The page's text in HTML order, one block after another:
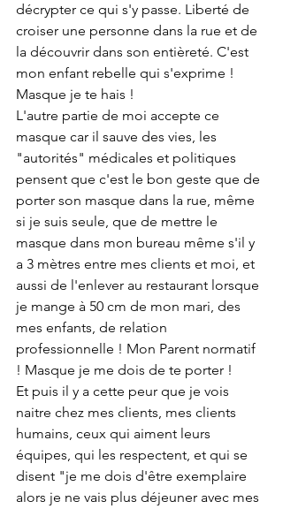
décrypter ce qui s'y passe. Liberté de
croiser une personne dans la rue et de
la découvrir dans son entièreté. C'est
mon enfant rebelle qui s'exprime !
Masque je te hais !
L'autre partie de moi accepte ce
masque car il sauve des vies, les
"autorités" médicales et politiques
pensent que c'est le bon geste que de
porter son masque dans la rue, même
si je suis seule, que de mettre le
masque dans mon bureau même s'il y
a 3 mètres entre mes clients et moi, et
aussi de l'enlever au restaurant lorsque
je mange à 50 cm de mon mari, des
mes enfants, de relation
professionnelle ! Mon Parent normatif
! Masque je me dois de te porter !
Et puis il y a cette peur que je vois
naitre chez mes clients, mes clients
humains, ceux qui aiment leurs
équipes, qui les respectent, et qui se
disent "je me dois d'être exemplaire
alors je ne vais plus déjeuner avec mes